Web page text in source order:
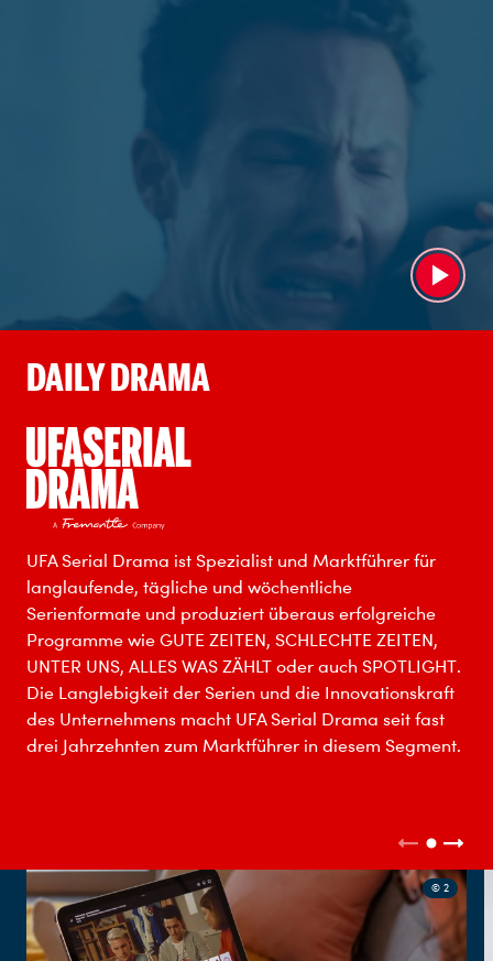
© 1
DAILY DRAMA
UFA Serial Drama ist Spezialist und Marktführer für
langlaufende, tägliche und wöchentliche
Serienformate und produziert überaus erfolgreiche
Programme wie GUTE ZEITEN, SCHLECHTE ZEITEN,
UNTER UNS, ALLES WAS ZÄHLT oder auch SPOTLIGHT.
Die Langlebigkeit der Serien und die Innovationskraft
des Unternehmens macht UFA Serial Drama seit fast
drei Jahrzehnten zum Marktführer in diesem Segment.
© 2